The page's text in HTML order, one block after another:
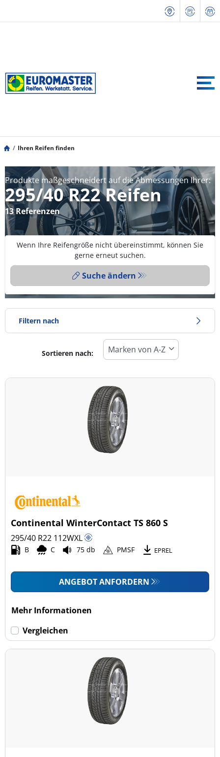
Ihren Reifen finden
Produkte maßgeschneidert auf die Abmessungen Ihrer:
295/40 R22 Reifen
13 Referenzen
Wenn Ihre Reifengröße nicht übereinstimmt, können Sie
gerne erneut suchen.
Suche ändern
Filtern nach
Reifentyp
Alle Arten (13)
Ganzjahresreifen (0)
Pkw (11)
Transporter (0)
Wohnmobil (0)
Keine Run-flat (13)
Sortieren nach:
Continental WinterContact TS 860 S
295/40 R22 112WXL
B C 75 db PMSF EPREL
ANGEBOT ANFORDERN
Mehr Informationen
Vergleichen